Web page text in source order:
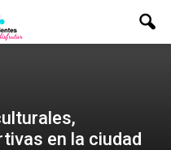
en la ciudad